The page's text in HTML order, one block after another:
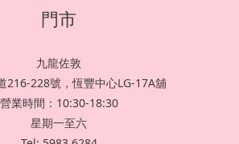
門市
九龍佐敦
216-228號，恆豐中心LG-17A舖
營業時間：10:30-18:30
星期一至六